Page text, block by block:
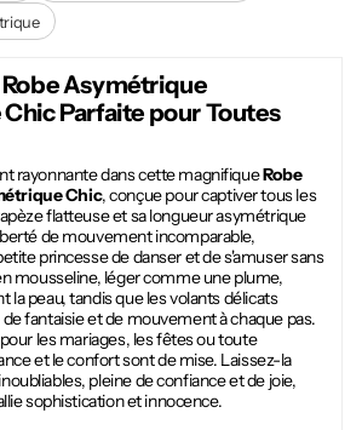
Robe Asymétrique
Parfaite pour Toutes
rayonnante dans cette magnifiqueRobe
Chic, conçue pour captiver tous les
flatteuse et sa longueur asymétrique
de mouvement incomparable,
princesse de danser et de s'amuser sans
mousseline, léger comme une plume,
la peau, tandis que les volants délicats
fantaisie et de mouvement à chaque pas.
les mariages, les fêtes ou toute
et le confort sont de mise. Laissez-la
pleine de confiance et de joie,
sophistication et innocence.